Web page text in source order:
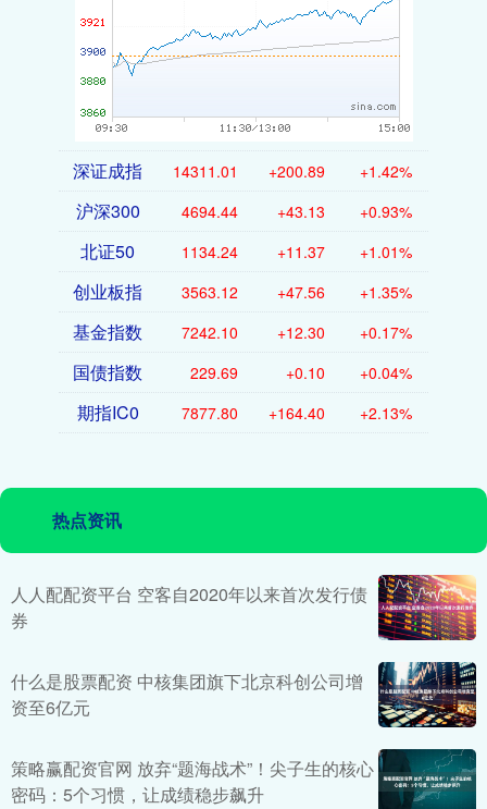
深证成指 14311.01 +200.89 +1.42%
沪深300 4694.44 +43.13 +0.93%
北证50 1134.24 +11.37 +1.01%
创业板指 3563.12 +47.56 +1.35%
基金指数 7242.10 +12.30 +0.17%
国债指数 229.69 +0.10 +0.04%
期指IC0 7877.80 +164.40 +2.13%
热点资讯
人人配配资平台 空客自2020年以来首次发行债
券
什么是股票配资 中核集团旗下北京科创公司增
资至6亿元
策略赢配资官网 放弃“题海战术”！尖子生的核心
密码：5个习惯，让成绩稳步飙升